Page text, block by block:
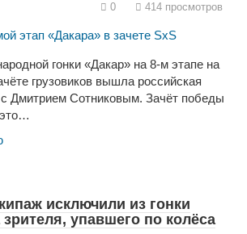
0
414 просмотров
гонки «Дакар» на 8-м этапе на
грузовиков вышла российская
с Дмитрием Сотниковым. Зачёт победы
исключили из гонки
зрителя, упавшего по колёса